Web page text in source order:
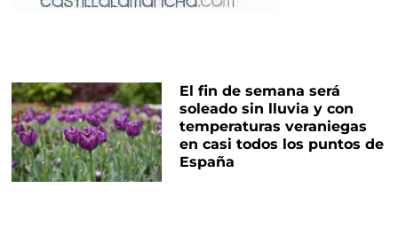
El fin de semana será
soleado sin lluvia y con
temperaturas veraniegas
en casi todos los puntos de
España